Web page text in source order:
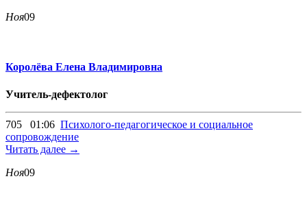
Ноя09
Королёва Елена Владимировна
Учитель-дефектолог
705 01:06 Психолого-педагогическое и социальное
сопровождение
Читать далее →
Ноя09